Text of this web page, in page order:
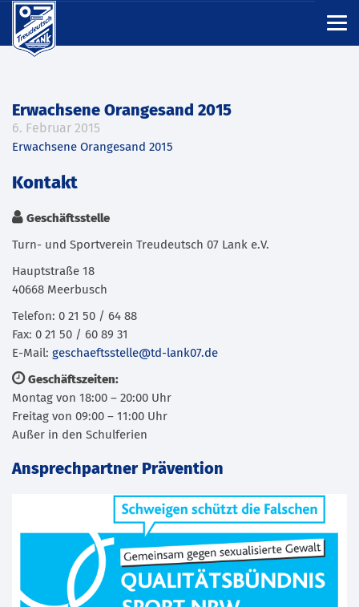
Erwachsene Orangesand 2015
6. Februar 2015
Erwachsene Orangesand 2015
Kontakt
Geschäftsstelle
Turn- und Sportverein Treudeutsch 07 Lank e.V.
Hauptstraße 18
40668 Meerbusch
Telefon: 0 21 50 / 64 88
Fax: 0 21 50 / 60 89 31
E-Mail: geschaeftsstelle@td-lank07.de
Geschäftszeiten:
Montag von 18:00 – 20:00 Uhr
Freitag von 09:00 – 11:00 Uhr
Außer in den Schulferien
Ansprechpartner Prävention